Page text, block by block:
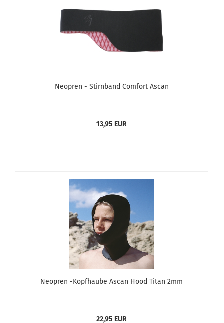
Neopren - Stirnband Comfort Ascan
13,95 EUR
Neopren -Kopfhaube Ascan Hood Titan 2mm
22,95 EUR